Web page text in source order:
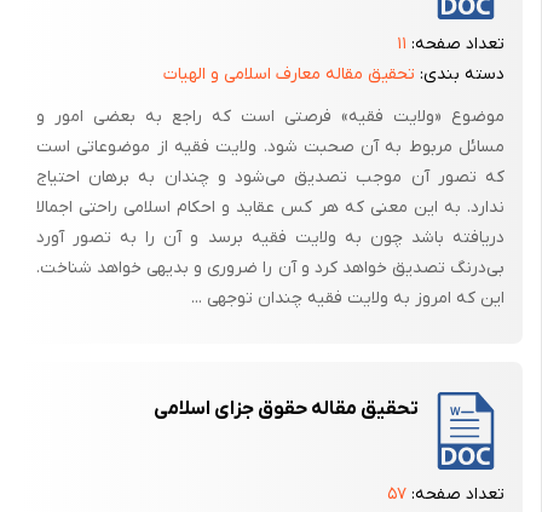
تعداد صفحه: ۱۱
دسته بندی: تحقیق مقاله معارف اسلامی و الهیات
موضوع «ولایت فقیه» فرصتی است که راجع به بعضی امور و
مسائل مربوط به آن صحبت شود. ولایت فقیه از موضوعاتی است
که تصور آن موجب تصدیق می‌شود و چندان به برهان احتیاج
ندارد. به این معنی که هر کس عقاید و احکام اسلامی راحتی اجمالا
دریافته باشد چون به ولایت فقیه برسد و آن را به تصور آورد
بی‌درنگ تصدیق خواهد کرد و آن را ضروری و بدیهی خواهد شناخت.
این که امروز به ولایت فقیه چندان توجهی ...
تحقیق مقاله حقوق جزای اسلامی
تعداد صفحه: ۵۷